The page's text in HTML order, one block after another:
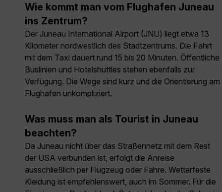
Wie kommt man vom Flughafen Juneau
ins Zentrum?
Der Juneau International Airport (JNU) liegt etwa 13
Kilometer nordwestlich des Stadtzentrums. Die Fahrt
mit dem Taxi dauert rund 15 bis 20 Minuten. Öffentliche
Buslinien und Hotelshuttles stehen ebenfalls zur
Verfügung. Die Wege sind kurz und die Orientierung am
Flughafen unkompliziert.
Was muss man als Tourist in Juneau
beachten?
Da Juneau nicht über das Straßennetz mit dem Rest
der USA verbunden ist, erfolgt die Anreise
ausschließlich per Flugzeug oder Fähre. Wetterfeste
Kleidung ist empfehlenswert, auch im Sommer. Für die